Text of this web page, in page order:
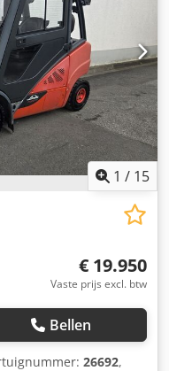
type:
Beschrijving:
3e ventiel,
verwarming,
cabine,
1 / 15
€ 19.950
Vaste prijs excl. btw
Bellen
26692,